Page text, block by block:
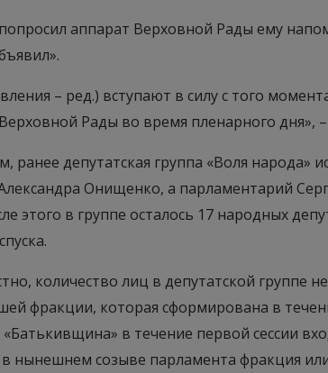
аппарат Верховной Рады ему
– ред.) вступают в силу с того
Рады во время пленарного дня»,
ранее депутатская группа «Воля народа»
Онищенко, а парламентарий
этого в группе осталось 17 народных
количество лиц в депутатской группе
фракции, которая сформирована в
в течение первой сессии
нынешнем созыве парламента фракция